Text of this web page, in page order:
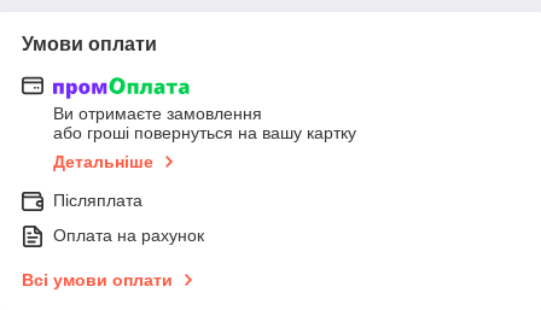
Умови оплати
Ви отримаєте замовлення
або гроші повернуться на вашу картку
Детальніше
Післяплата
Оплата на рахунок
Всі умови оплати